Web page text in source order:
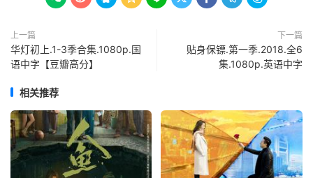
上一篇
华灯初上.1-3季合集.1080p.国
语中字【豆瓣高分】
下一篇
贴身保镖.第一季.2018.全6
集.1080p.英语中字
相关推荐